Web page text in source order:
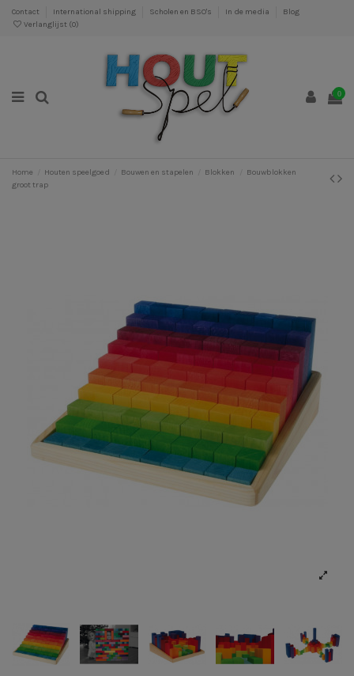
Contact International shipping Scholen en BSO's In de media
Blog
Verlanglijst (0)
0
Home Houten speelgoed Bouwen en stapelen Blokken
Bouwblokken
groot trap